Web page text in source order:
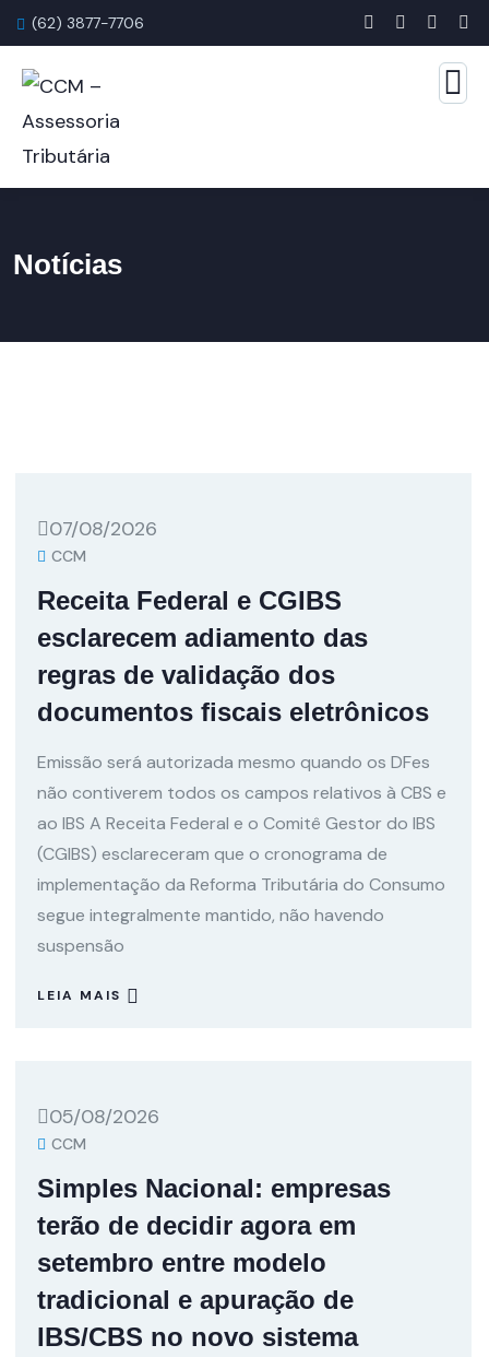
(62) 3877-7706
Notícias
07/08/2026
CCM
Receita Federal e CGIBS
esclarecem adiamento das
regras de validação dos
documentos fiscais eletrônicos
Emissão será autorizada mesmo quando os DFes
não contiverem todos os campos relativos à CBS e
ao IBS A Receita Federal e o Comitê Gestor do IBS
(CGIBS) esclareceram que o cronograma de
implementação da Reforma Tributária do Consumo
segue integralmente mantido, não havendo
suspensão
LEIA MAIS
05/08/2026
CCM
Simples Nacional: empresas
terão de decidir agora em
setembro entre modelo
tradicional e apuração de
IBS/CBS no novo sistema